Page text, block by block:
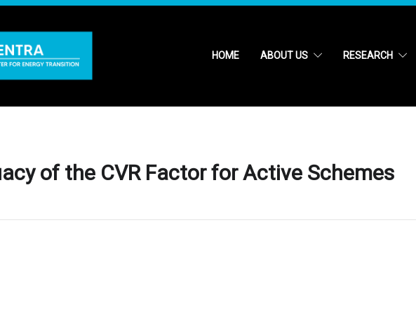
HOME ABOUT US RESEARCH
of the CVR Factor for Active Schemes